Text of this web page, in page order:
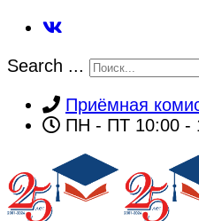
Search ...
Приёмная
ПН - ПТ 10:00 -